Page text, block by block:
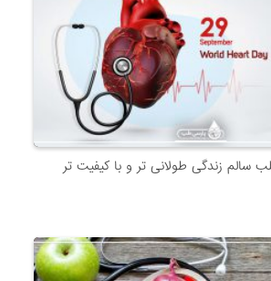
سالم زندگی طولانی تر و با کیفیت تر